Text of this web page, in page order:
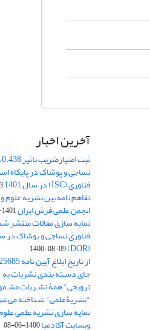
آخرین اخبار
نساجی و پوشاک در پایگاه
فناوری (ISC) در سال 1401
تفاهم نامه بین نشریه
انجمن علمی فرش ایران1401-11-03
نمایه سازی مقالات منتشر
فناوری نساجی و پوشاک در
(DOR)
1400-08-09
جای دسـته بندی نشریات
ترویجی" همۀ نشـریاتِ
"نشریۀعلمی" شـناخته
نمایه سازی نشریه علمی
وبسایت آکادمیا1400-06-08